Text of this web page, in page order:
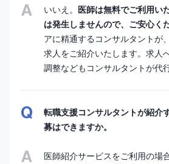
いいえ。 医師は無料でご利用い
は発生しませんので、ご安心く
アに精通するコンサルタントが
求人をご紹介いたします。求人
調整などもコンサルタントが代
転職支援コンサルタントが紹介
募はできますか。
医師紹介サービスをご利用の場合